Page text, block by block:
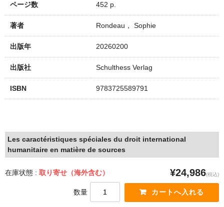
ページ数 452 p.
著者 Rondeau， Sophie
出版年 20260200
出版社 Schulthess Verlag
ISBN 9783725589791
Les caractéristiques spéciales du droit international
humanitaire en matière de sources
在庫状態 : 取り寄せ（海外含む） ¥24,986(税込)
数量